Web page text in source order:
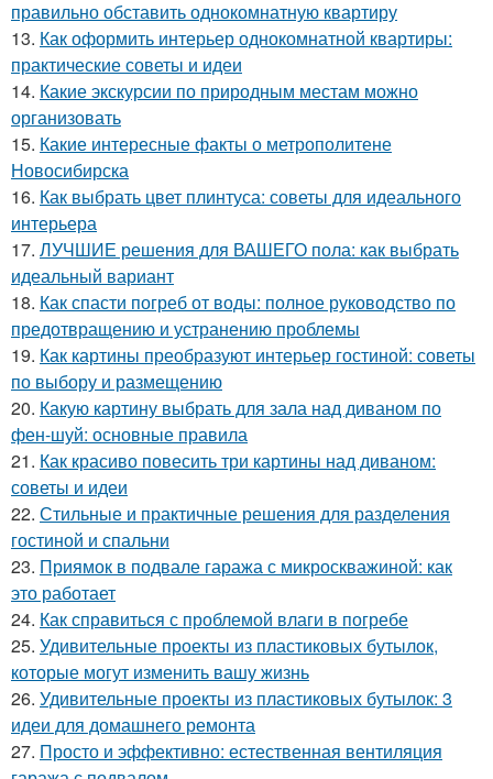
правильно обставить однокомнатную квартиру
13. Как оформить интерьер однокомнатной квартиры:
практические советы и идеи
14. Какие экскурсии по природным местам можно
организовать
15. Какие интересные факты о метрополитене
Новосибирска
16. Как выбрать цвет плинтуса: советы для идеального
интерьера
17. ЛУЧШИЕ решения для ВАШЕГО пола: как выбрать
идеальный вариант
18. Как спасти погреб от воды: полное руководство по
предотвращению и устранению проблемы
19. Как картины преобразуют интерьер гостиной: советы
по выбору и размещению
20. Какую картину выбрать для зала над диваном по
фен-шуй: основные правила
21. Как красиво повесить три картины над диваном:
советы и идеи
22. Стильные и практичные решения для разделения
гостиной и спальни
23. Приямок в подвале гаража с микроскважиной: как
это работает
24. Как справиться с проблемой влаги в погребе
25. Удивительные проекты из пластиковых бутылок,
которые могут изменить вашу жизнь
26. Удивительные проекты из пластиковых бутылок: 3
идеи для домашнего ремонта
27. Просто и эффективно: естественная вентиляция